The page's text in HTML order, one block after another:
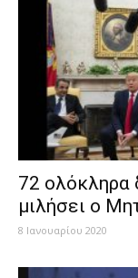
72 ολόκληρα
μιλήσει ο
8 Ιανουαρίου 2020